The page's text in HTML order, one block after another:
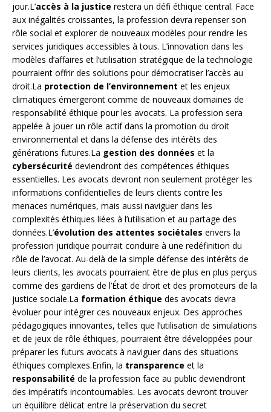
jour.L’accès à la justice restera un défi éthique central. Face
aux inégalités croissantes, la profession devra repenser son
rôle social et explorer de nouveaux modèles pour rendre les
services juridiques accessibles à tous. L’innovation dans les
modèles d’affaires et l’utilisation stratégique de la technologie
pourraient offrir des solutions pour démocratiser l’accès au
droit.La protection de l’environnement et les enjeux
climatiques émergeront comme de nouveaux domaines de
responsabilité éthique pour les avocats. La profession sera
appelée à jouer un rôle actif dans la promotion du droit
environnemental et dans la défense des intérêts des
générations futures.La gestion des données et la
cybersécurité deviendront des compétences éthiques
essentielles. Les avocats devront non seulement protéger les
informations confidentielles de leurs clients contre les
menaces numériques, mais aussi naviguer dans les
complexités éthiques liées à l’utilisation et au partage des
données.L’évolution des attentes sociétales envers la
profession juridique pourrait conduire à une redéfinition du
rôle de l’avocat. Au-delà de la simple défense des intérêts de
leurs clients, les avocats pourraient être de plus en plus perçus
comme des gardiens de l’État de droit et des promoteurs de la
justice sociale.La formation éthique des avocats devra
évoluer pour intégrer ces nouveaux enjeux. Des approches
pédagogiques innovantes, telles que l’utilisation de simulations
et de jeux de rôle éthiques, pourraient être développées pour
préparer les futurs avocats à naviguer dans des situations
éthiques complexes.Enfin, la transparence et la
responsabilité de la profession face au public deviendront
des impératifs incontournables. Les avocats devront trouver
un équilibre délicat entre la préservation du secret